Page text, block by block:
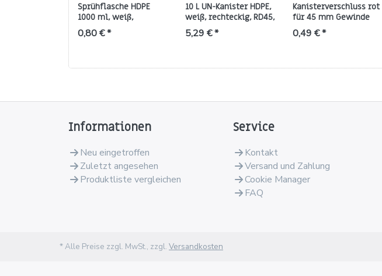
Sprühflasche HDPE
1000 ml, weiß,
Gewinde 28/410 (hohe
Form, 50 g)
0,80 € *
10 L UN-Kanister HDPE,
weiß, rechteckig, RD45,
380 g
5,29 € *
Kanisterverschluss rot
für 45 mm Gewinde
(RD/ND) – HDPE mit
Dichtung
0,49 € *
Informationen
Neu eingetroffen
Zuletzt angesehen
Produktliste vergleichen
Service
Kontakt
Versand und Zahlung
Cookie Manager
FAQ
* Alle Preise zzgl. MwSt., zzgl. Versandkosten